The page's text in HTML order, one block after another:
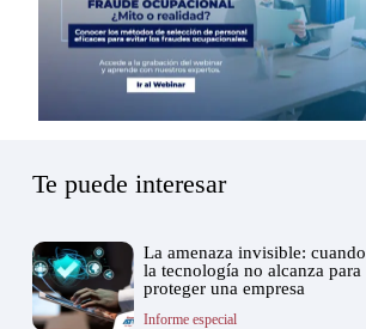
Te puede interesar
La amenaza invisible: cuando
la tecnología no alcanza para
proteger una empresa
Informe especial